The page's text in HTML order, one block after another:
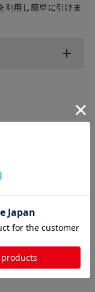
利用し簡単に引けま